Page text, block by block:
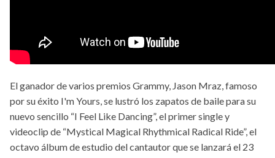
El ganador de varios premios Grammy, Jason Mraz, famoso
por su éxito I'm Yours, se lustró los zapatos de baile para su
nuevo sencillo “I Feel Like Dancing”, el primer single y
videoclip de “Mystical Magical Rhythmical Radical Ride”, el
octavo álbum de estudio del cantautor que se lanzará el 23